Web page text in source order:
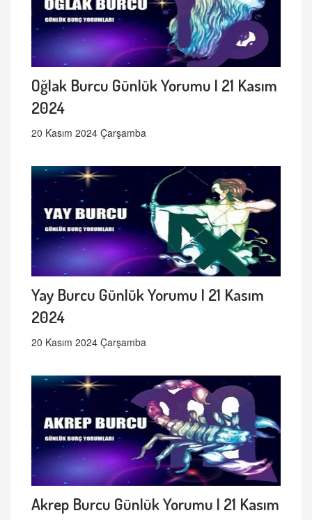
Oğlak Burcu Günlük Yorumu | 21 Kasım
2024
20 Kasım 2024 Çarşamba
Yay Burcu Günlük Yorumu | 21 Kasım
2024
20 Kasım 2024 Çarşamba
Akrep Burcu Günlük Yorumu | 21 Kasım